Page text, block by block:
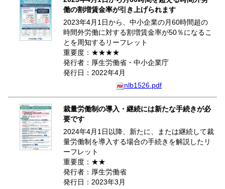
働の割増賃金率が引き上げられます
2023年4月1日から、中小企業の月60時間超の
時間外労働に対する割増賃金率が50％になるこ
とを周知するリーフレット
重要度：★★★★
発行者：厚生労働省・中小企業庁
発行日：2022年4月
nlb1526.pdf
裁量労働制の導入・継続には新たな手続きが必
要です
2024年4月1日以降、新たに、または継続して裁
量労働制を導入する場合の手続きを解説したリ
ーフレット
重要度：★★
発行者：厚生労働省
発行日：2023年3月